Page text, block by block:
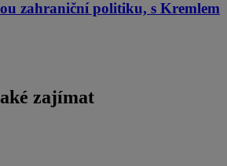
zahraniční politiku, s Kremlem
zajímat